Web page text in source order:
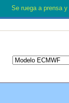
Se ruega a prensa y